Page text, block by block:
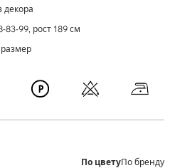
декора
83-99, рост 189 см
По цветуПо бренду